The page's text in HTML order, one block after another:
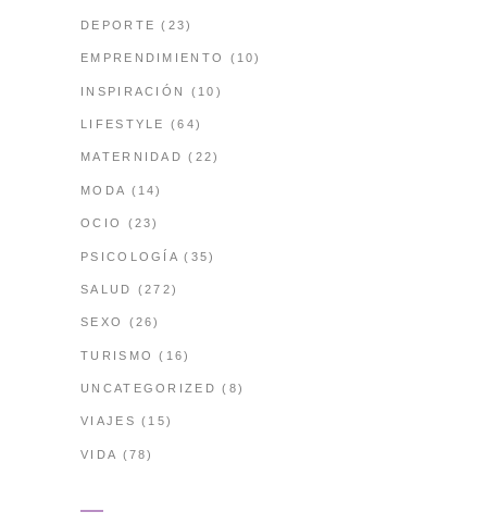
DEPORTE (23)
EMPRENDIMIENTO (10)
INSPIRACIÓN (10)
LIFESTYLE (64)
MATERNIDAD (22)
MODA (14)
OCIO (23)
PSICOLOGÍA (35)
SALUD (272)
SEXO (26)
TURISMO (16)
UNCATEGORIZED (8)
VIAJES (15)
VIDA (78)